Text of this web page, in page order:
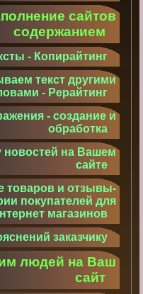
сайтов
содержанием
- Копирайтинг
текст другими
- Рерайтинг
- создание и
обработка
новостей на Вашем
сайте
товаров и отзывы-
покупателей для
магазинов
заказчику
людей на Ваш
сайт